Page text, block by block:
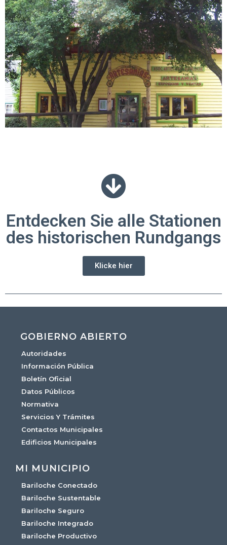
Entdecken Sie alle Stationen
des historischen Rundgangs
Klicke hier
GOBIERNO ABIERTO
Autoridades
Información Pública
Boletín Oficial
Datos Públicos
Normativa
Servicios Y Trámites
Contactos Municipales
Edificios Municipales
MI MUNICIPIO
Bariloche Conectado
Bariloche Sustentable
Bariloche Seguro
Bariloche Integrado
Bariloche Productivo